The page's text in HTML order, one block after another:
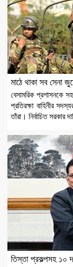
মাঠে থাকা সব সেনা
বেসামরিক প্রশাসনকে
প্রতিরক্ষা বাহিনীর
তাঁরা। নির্বাচিত সরকার
তিস্তা প্রকল্পসহ ১০